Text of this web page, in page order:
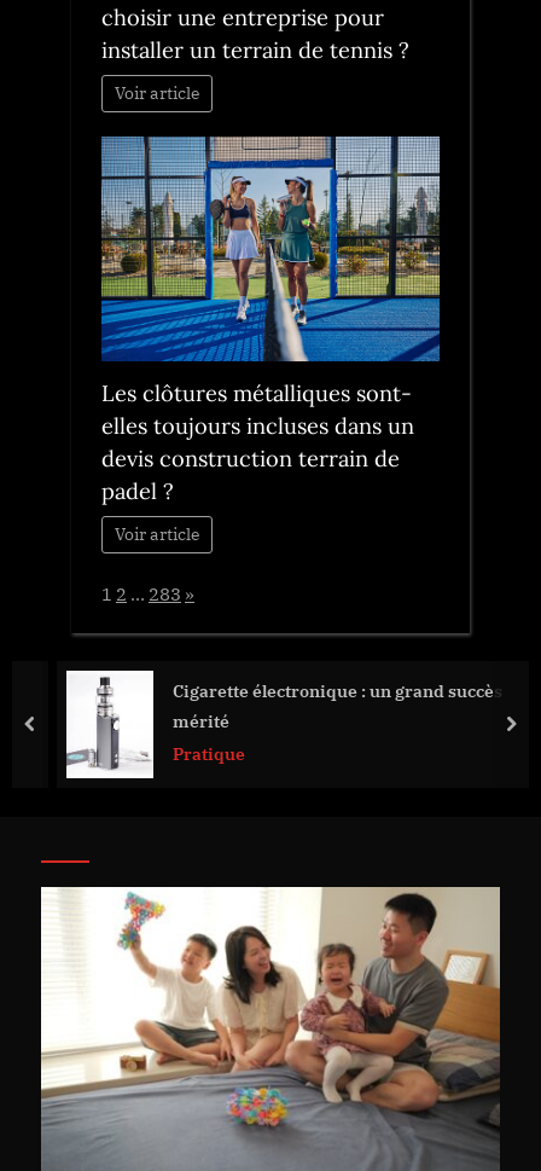
choisir une entreprise pour
installer un terrain de tennis ?
Voir article
Les clôtures métalliques sont-
elles toujours incluses dans un
devis construction terrain de
padel ?
Voir article
Page:
1 2 … 283 Next
»
Cigarette électronique : un grand succès
mérité
Pratique
prev